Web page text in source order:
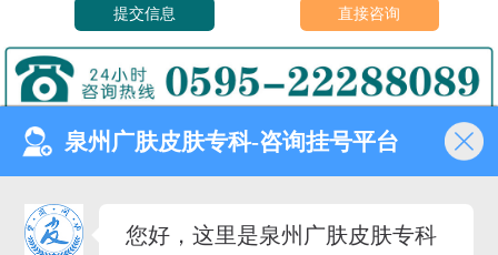
门诊时间（无假日医院）
8:00—18:00
健康热线
0595-22288089
泉州广肤皮肤专科-咨询挂号平台
您好，这里是泉州广肤皮肤专科